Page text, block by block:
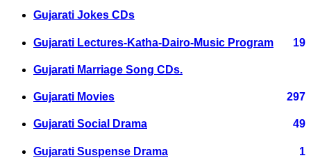
Gujarati Jokes CDs
Gujarati Lectures-Katha-Dairo-Music Program 19
Gujarati Marriage Song CDs.
Gujarati Movies 297
Gujarati Social Drama 49
Gujarati Suspense Drama 1